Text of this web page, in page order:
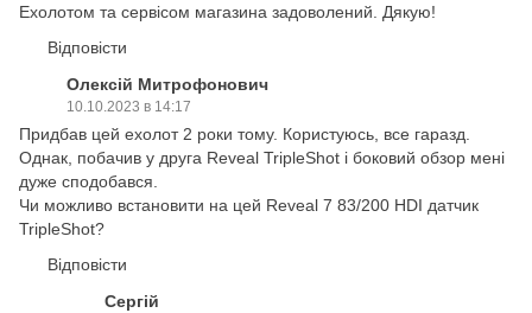
Ехолотом та сервісом магазина задоволений. Дякую!
Відповісти
Олексій Митрофонович
10.10.2023 в 14:17
Придбав цей ехолот 2 роки тому. Користуюсь, все гаразд.
Однак, побачив у друга Reveal TripleShot і боковий обзор мені
дуже сподобався.
Чи можливо встановити на цей Reveal 7 83/200 HDI датчик
TripleShot?
Відповісти
Сергій